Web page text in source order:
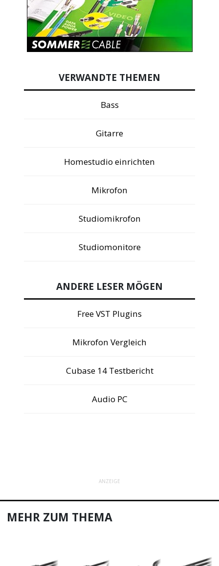
VERWANDTE THEMEN
Bass
Gitarre
Homestudio einrichten
Mikrofon
Studiomikrofon
Studiomonitore
ANDERE LESER MÖGEN
Free VST Plugins
Mikrofon Vergleich
Cubase 14 Testbericht
Audio PC
ANZEIGE
MEHR ZUM THEMA